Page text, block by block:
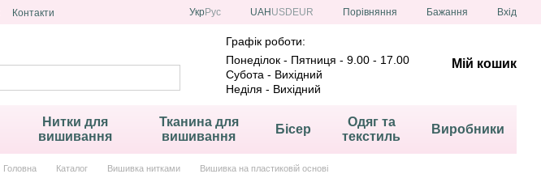
Контакти
УкрРус UAH USD EUR Порівняння Бажання Вхід
Графік роботи:
Понеділок - Пятниця - 9.00 - 17.00
Субота - Вихідний
Неділя - Вихідний
Мій кошик
Нитки для
вишивання
Тканина для
вишивання
Бісер
Одяг та
текстиль
Виробники
Головна Каталог Вишивка нитками
Вишивка на пластиковій основі